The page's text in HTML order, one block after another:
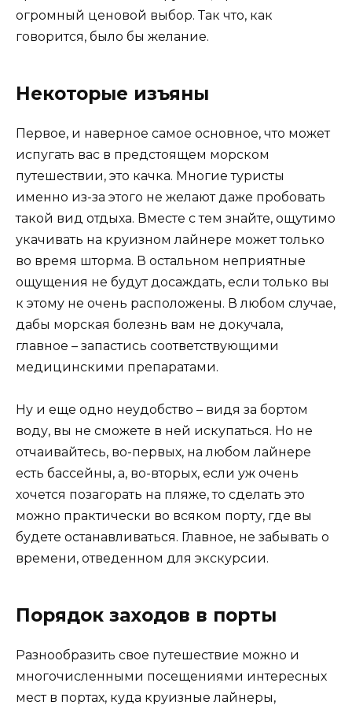
огромный ценовой выбор. Так что, как
говорится, было бы желание.
Некоторые изъяны
Первое, и наверное самое основное, что может
испугать вас в предстоящем морском
путешествии, это качка. Многие туристы
именно из-за этого не желают даже пробовать
такой вид отдыха. Вместе с тем знайте, ощутимо
укачивать на круизном лайнере может только
во время шторма. В остальном неприятные
ощущения не будут досаждать, если только вы
к этому не очень расположены. В любом случае,
дабы морская болезнь вам не докучала,
главное – запастись соответствующими
медицинскими препаратами.
Ну и еще одно неудобство – видя за бортом
воду, вы не сможете в ней искупаться. Но не
отчаивайтесь, во-первых, на любом лайнере
есть бассейны, а, во-вторых, если уж очень
хочется позагорать на пляже, то сделать это
можно практически во всяком порту, где вы
будете останавливаться. Главное, не забывать о
времени, отведенном для экскурсии.
Порядок заходов в порты
Разнообразить свое путешествие можно и
многочисленными посещениями интересных
мест в портах, куда круизные лайнеры,